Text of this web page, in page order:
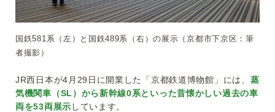
国鉄581系（左）と国鉄489系（右）の展示（京都市下京区：筆
者撮影）
JR西日本が4月29日に開業した「京都鉄道博物館」には、 蒸
気機関車（SL）から新幹線0系といった昔懐かしい過去の車
両を53両展示 しています。